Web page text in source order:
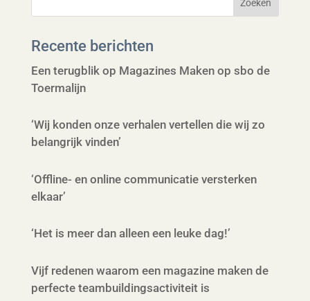
Recente berichten
Een terugblik op Magazines Maken op sbo de
Toermalijn
‘Wij konden onze verhalen vertellen die wij zo
belangrijk vinden’
‘Offline- en online communicatie versterken
elkaar’
‘Het is meer dan alleen een leuke dag!’
Vijf redenen waarom een magazine maken de
perfecte teambuildingsactiviteit is